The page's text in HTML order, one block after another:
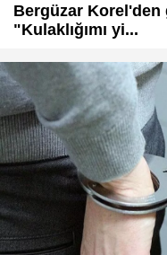
Bergüzar Korel'den
"Kulaklığımı yi...